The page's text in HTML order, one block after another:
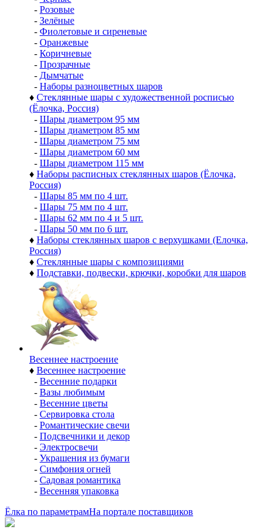
- Розовые
- Зелёные
- Фиолетовые и сиреневые
- Оранжевые
- Коричневые
- Прозрачные
- Дымчатые
- Наборы разноцветных шаров
♦ Стеклянные шары с художественной росписью
(Ёлочка, Россия)
- Шары диаметром 95 мм
- Шары диаметром 85 мм
- Шары диаметром 75 мм
- Шары диаметром 60 мм
- Шары диаметром 115 мм
♦ Наборы расписных стеклянных шаров (Ёлочка,
Россия)
- Шары 85 мм по 4 шт.
- Шары 75 мм по 4 шт.
- Шары 62 мм по 4 и 5 шт.
- Шары 50 мм по 6 шт.
♦ Наборы стеклянных шаров с верхушками (Елочка,
Россия)
♦ Стеклянные шары с композициями
♦ Подставки, подвески, крючки, коробки для шаров
Весеннее настроение
♦ Весеннее настроение
- Весенние подарки
- Вазы любимым
- Весенние цветы
- Сервировка стола
- Романтические свечи
- Подсвечники и декор
- Электросвечи
- Украшения из бумаги
- Симфония огней
- Садовая романтика
- Весенняя упаковка
Ёлка по параметрамНа портале поставщиков